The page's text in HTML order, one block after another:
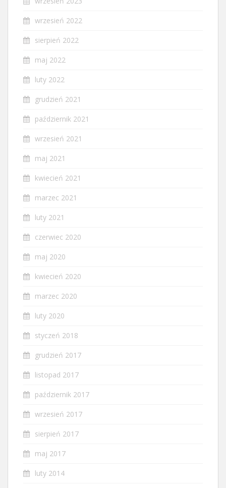
wrzesień 2022
sierpień 2022
maj 2022
luty 2022
grudzień 2021
październik 2021
wrzesień 2021
maj 2021
kwiecień 2021
marzec 2021
luty 2021
czerwiec 2020
maj 2020
kwiecień 2020
marzec 2020
luty 2020
styczeń 2018
grudzień 2017
listopad 2017
październik 2017
wrzesień 2017
sierpień 2017
maj 2017
luty 2014